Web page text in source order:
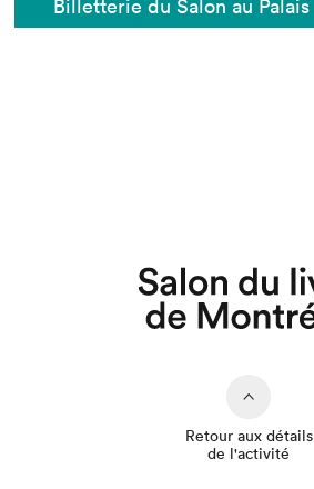
Billetterie du Salon au Palais
Retour aux détails
de l'activité